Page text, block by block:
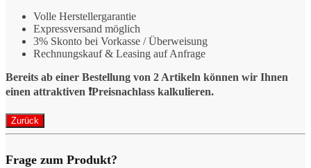
Volle Herstellergarantie
Expressversand möglich
3% Skonto bei Vorkasse / Überweisung
Rechnungskauf & Leasing auf Anfrage
Bereits ab einer Bestellung von 2 Artikeln können wir Ihnen
einen attraktiven ❗️Preisnachlass kalkulieren.
Frage zum Produkt?